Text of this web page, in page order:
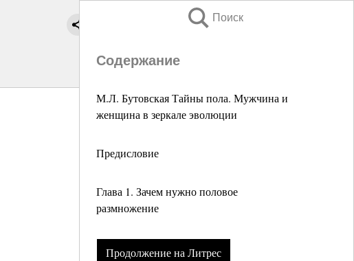
Поиск
Содержание
М.Л. Бутовская Тайны пола. Мужчина и
женщина в зеркале эволюции
Предисловие
Глава 1. Зачем нужно половое
размножение
Продолжение на Литрес